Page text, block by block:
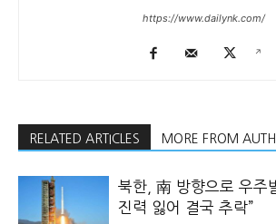
https://www.dailynk.com/
RELATED ARTICLES MORE FROM
북한, 南 방향으로 우주
진력 잃어 결국 추락”